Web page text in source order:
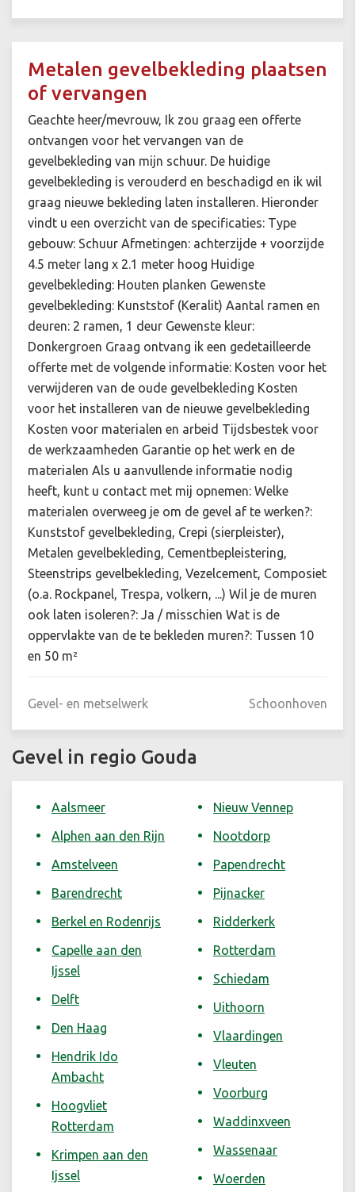
Metalen gevelbekleding plaatsen
of vervangen
Geachte heer/mevrouw, Ik zou graag een offerte
ontvangen voor het vervangen van de
gevelbekleding van mijn schuur. De huidige
gevelbekleding is verouderd en beschadigd en ik wil
graag nieuwe bekleding laten installeren. Hieronder
vindt u een overzicht van de specificaties: Type
gebouw: Schuur Afmetingen: achterzijde + voorzijde
4.5 meter lang x 2.1 meter hoog Huidige
gevelbekleding: Houten planken Gewenste
gevelbekleding: Kunststof (Keralit) Aantal ramen en
deuren: 2 ramen, 1 deur Gewenste kleur:
Donkergroen Graag ontvang ik een gedetailleerde
offerte met de volgende informatie: Kosten voor het
verwijderen van de oude gevelbekleding Kosten
voor het installeren van de nieuwe gevelbekleding
Kosten voor materialen en arbeid Tijdsbestek voor
de werkzaamheden Garantie op het werk en de
materialen Als u aanvullende informatie nodig
heeft, kunt u contact met mij opnemen: Welke
materialen overweeg je om de gevel af te werken?:
Kunststof gevelbekleding, Crepi (sierpleister),
Metalen gevelbekleding, Cementbepleistering,
Steenstrips gevelbekleding, Vezelcement, Composiet
(o.a. Rockpanel, Trespa, volkern, ...) Wil je de muren
ook laten isoleren?: Ja / misschien Wat is de
oppervlakte van de te bekleden muren?: Tussen 10
en 50 m²
Gevel- en metselwerk Schoonhoven
Gevel in regio Gouda
Aalsmeer
Alphen aan den Rijn
Amstelveen
Barendrecht
Berkel en Rodenrijs
Capelle aan den
Ijssel
Delft
Den Haag
Hendrik Ido
Ambacht
Hoogvliet
Rotterdam
Krimpen aan den
Ijssel
Nieuw Vennep
Nootdorp
Papendrecht
Pijnacker
Ridderkerk
Rotterdam
Schiedam
Uithoorn
Vlaardingen
Vleuten
Voorburg
Waddinxveen
Wassenaar
Woerden